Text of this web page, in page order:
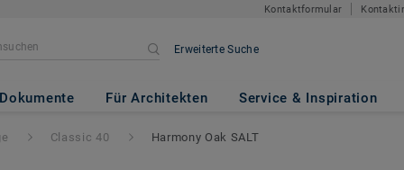
Kontaktformular
Erweiterte Suche
Dokumente Für Architekten Service & Inspiration
Oak SALT
Classic 40 Harmony Oak SALT